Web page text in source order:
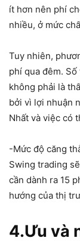
ít hơn nên phí
nhiều, ở mức
Tuy nhiên,
phí qua đêm.
không phải là
bởi vì lợi nhuận
Nhất và việc có
-Mức độ căng
Swing trading
cần dành ra 15
hướng của thị
4.Ưu và